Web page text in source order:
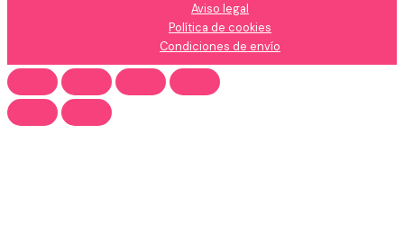
Aviso legal
Política de cookies
Condiciones de envío